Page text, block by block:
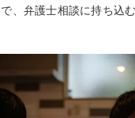
、弁護士相談に持ち込